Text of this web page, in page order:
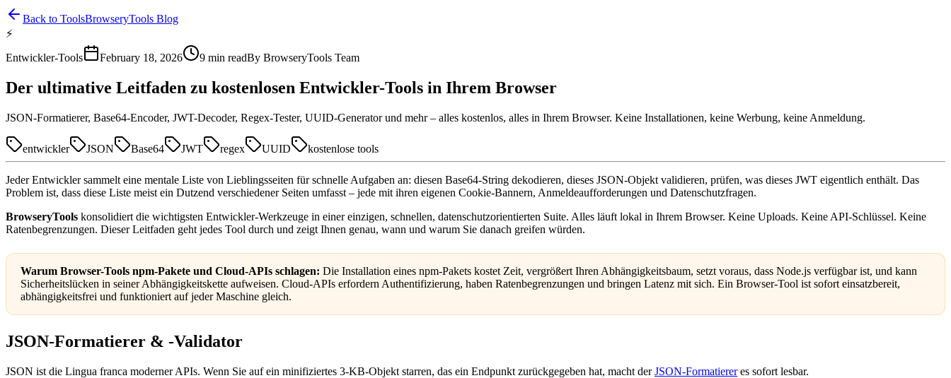
Back to ToolsBrowseryTools Blog
⚡
Entwickler-Tools
February 18, 2026 9 min readBy BrowseryTools Team
Der ultimative Leitfaden zu kostenlosen Entwickler-Tools in Ihrem Browser
JSON-Formatierer, Base64-Encoder, JWT-Decoder, Regex-Tester, UUID-Generator und mehr – alles kostenlos, alles in Ihrem Browser. Keine Installationen, keine Werbung, keine Anmeldung.
entwickler JSON Base64 JWT regex UUID kostenlose tools
Jeder Entwickler sammelt eine mentale Liste von Lieblingsseiten für schnelle Aufgaben an: diesen Base64-String dekodieren, dieses JSON-Objekt validieren, prüfen, was dieses JWT eigentlich enthält. Das
Problem ist, dass diese Liste meist ein Dutzend verschiedener Seiten umfasst – jede mit ihren eigenen Cookie-Bannern, Anmeldeaufforderungen und Datenschutzfragen.
BrowseryTools konsolidiert die wichtigsten Entwickler-Werkzeuge in einer einzigen, schnellen, datenschutzorientierten Suite. Alles läuft lokal in Ihrem Browser. Keine Uploads. Keine API-Schlüssel. Keine
Ratenbegrenzungen. Dieser Leitfaden geht jedes Tool durch und zeigt Ihnen genau, wann und warum Sie danach greifen würden.
Warum Browser-Tools npm-Pakete und Cloud-APIs schlagen: Die Installation eines npm-Pakets kostet Zeit, vergrößert Ihren Abhängigkeitsbaum, setzt voraus, dass Node.js verfügbar ist, und kann
Sicherheitslücken in seiner Abhängigkeitskette aufweisen. Cloud-APIs erfordern Authentifizierung, haben Ratenbegrenzungen und bringen Latenz mit sich. Ein Browser-Tool ist sofort einsatzbereit,
abhängigkeitsfrei und funktioniert auf jeder Maschine gleich.
JSON-Formatierer & -Validator
JSON ist die Lingua franca moderner APIs. Wenn Sie auf ein minifiziertes 3-KB-Objekt starren, das ein Endpunkt zurückgegeben hat, macht derJSON-Formatierer es sofort lesbar.